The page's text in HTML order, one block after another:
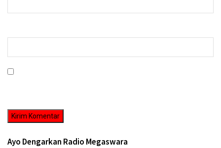
Ayo Dengarkan Radio Megaswara